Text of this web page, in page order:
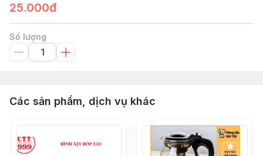
25.000đ
Số lượng
Các sản phẩm, dịch vụ khác